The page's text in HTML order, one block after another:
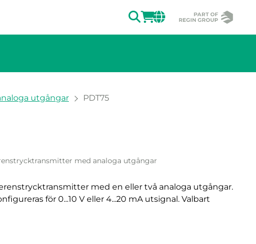
SÖKLOGGA IN
CHANGE
utgångar PDT75
av bilden.
med analoga utgångar
med en eller två analoga utgångar.
för 0...10 V eller 4...20 mA utsignal. Valbart